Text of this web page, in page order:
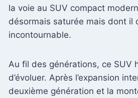
la voie au SUV compact
désormais saturée mais dont il
incontournable.
Au fil des générations, ce SUV
d’évoluer. Après l’expansion
deuxième génération et la